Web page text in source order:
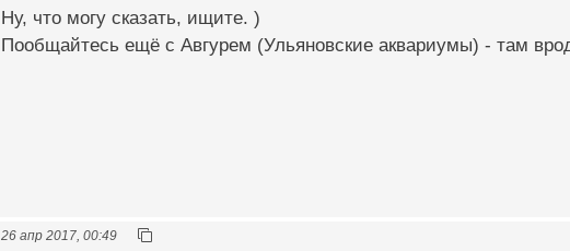
Ну, что могу сказать, ищите. )
Пообщайтесь ещё с Авгурем (Ульяновские аквариумы) - там
26 апр 2017, 00:49